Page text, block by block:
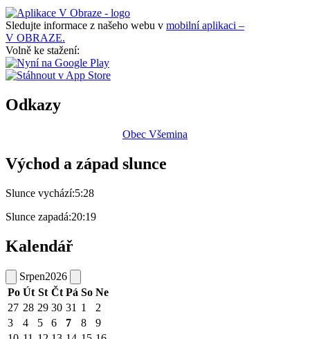
Sledujte informace z našeho webu v mobilní aplikaci –
V OBRAZE.
Volně ke stažení:
Odkazy
Obec Všemina
Východ a západ slunce
Slunce vychází:5:28
Slunce zapadá:20:19
Kalendář
Srpen2026
Po Út St Čt Pá So Ne
27 28 29 30 31 1
2
3
4 5 6 7 8
9